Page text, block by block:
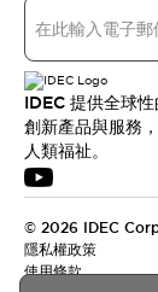
IDEC 提供全球
創新產品與服務
人類福祉。
© 2026 IDEC
隱私權政策
使用條款